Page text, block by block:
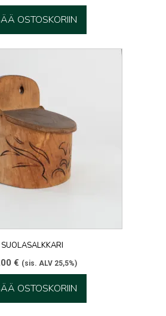
OSTOSKORIIN
SUOLASALKKARI
€ (sis. ALV 25,5%)
OSTOSKORIIN